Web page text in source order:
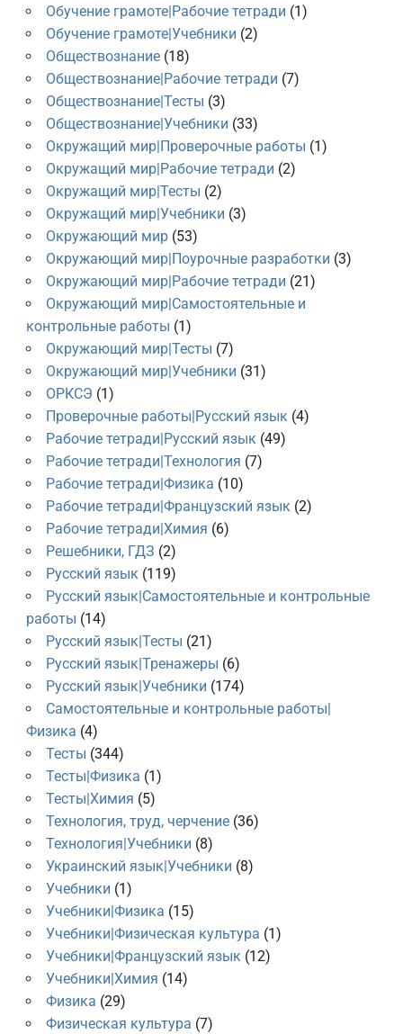
Обучение грамоте|Рабочие тетради (1)
Обучение грамоте|Учебники (2)
Обществознание(18)
Обществознание|Рабочие тетради (7)
Обществознание|Тесты (3)
Обществознание|Учебники (33)
Окружащий мир|Проверочные работы (1)
Окружащий мир|Рабочие тетради (2)
Окружащий мир|Тесты (2)
Окружащий мир|Учебники (3)
Окружающий мир(53)
Окружающий мир|Поурочные разработки (3)
Окружающий мир|Рабочие тетради (21)
Окружающий мир|Самостоятельные и
контрольные работы (1)
Окружающий мир|Тесты (7)
Окружающий мир|Учебники (31)
ОРКСЭ (1)
Проверочные работы|Русский язык(4)
Рабочие тетради|Русский язык(49)
Рабочие тетради|Технология (7)
Рабочие тетради|Физика (10)
Рабочие тетради|Французский язык(2)
Рабочие тетради|Химия (6)
Решебники, ГДЗ (2)
Русский язык(119)
Русский язык|Самостоятельные и контрольные
работы (14)
Русский язык|Тесты (21)
Русский язык|Тренажеры (6)
Русский язык|Учебники (174)
Самостоятельные и контрольные работы|
Физика (4)
Тесты (344)
Тесты|Физика (1)
Тесты|Химия (5)
Технология, труд, черчение(36)
Технология|Учебники (8)
Украинский язык|Учебники (8)
Учебники (1)
Учебники|Физика (15)
Учебники|Физическая культура (1)
Учебники|Французский язык(12)
Учебники|Химия (14)
Физика (29)
Физическая культура (7)